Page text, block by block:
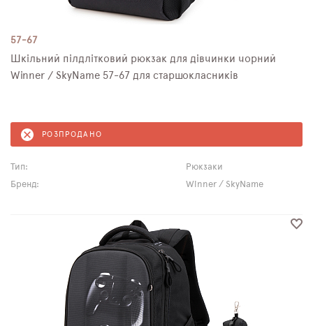
57-67
Шкільний пілдлітковий рюкзак для дівчинки чорний
Winner / SkyNamе 57-67 для старшокласників
РОЗПРОДАНО
Тип:
Рюкзаки
Бренд:
Winner / SkyName